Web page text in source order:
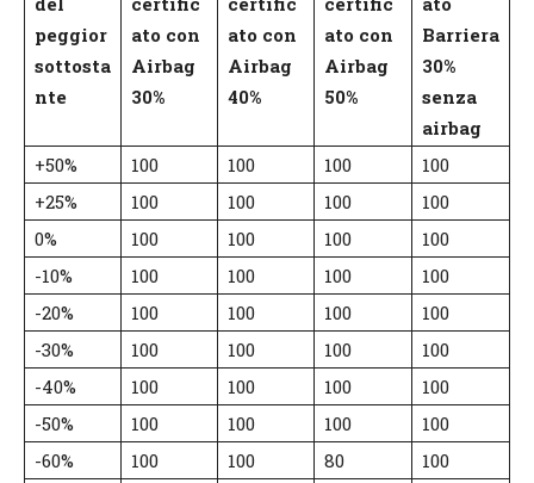
peggior
sottosta
nte
ato con
Airbag
30%
ato con
Airbag
40%
ato con
Airbag
50%
Barriera
30%
senza
airbag
+50%
100 100 100
100
+25%
100 100 100
100
0%
100 100 100
100
-10%
100 100 100
100
-20%
100 100 100
100
-30%
100 100 100
100
-40%
100 100 100
100
-50%
100 100 100
100
-60%
100 100 80
100